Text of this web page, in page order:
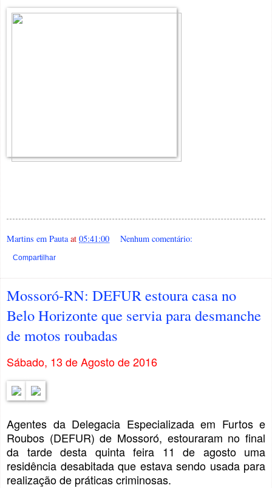
Martins em Pauta at 05:41:00 Nenhum comentário:
Compartilhar
Mossoró-RN: DEFUR estoura casa no
Belo Horizonte que servia para desmanche
de motos roubadas
Sábado, 13 de Agosto de 2016
Agentes da Delegacia Especializada em Furtos e
Roubos (DEFUR) de Mossoró, estouraram no final
da tarde desta quinta feira 11 de agosto uma
residência desabitada que estava sendo usada para
realização de práticas criminosas.